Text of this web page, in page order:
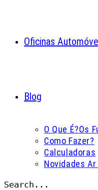
Oficinas
Blog
O Que É?Os
Como Fazer?
Calculadoras
Novidades
Search...